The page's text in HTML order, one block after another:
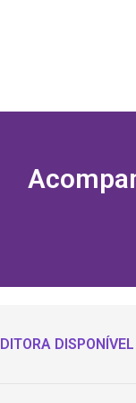
DISPONÍVEL